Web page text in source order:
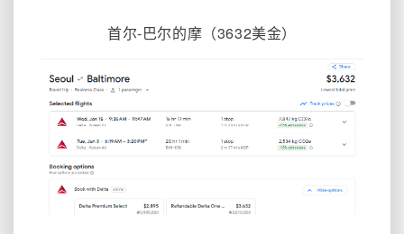
首尔-巴尔的摩 （3632美金）